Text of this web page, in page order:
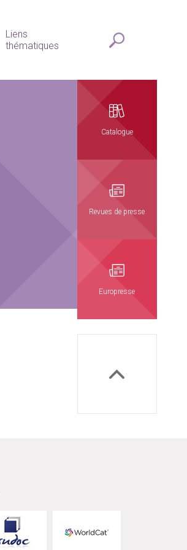
Liens
thématiques
Catalogue
Revues de presse
Europresse